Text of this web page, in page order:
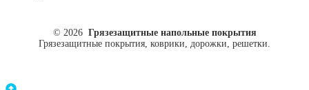
© 2026 Грязезащитные напольные покрытия
Грязезащитные покрытия, коврики, дорожки, решетки.